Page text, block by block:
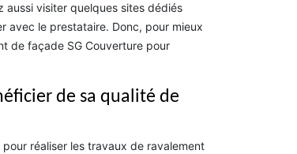
aussi visiter quelques sites dédiés
avec le prestataire. Donc, pour mieux
de façade SG Couverture pour
de sa qualité de
réaliser les travaux de ravalement